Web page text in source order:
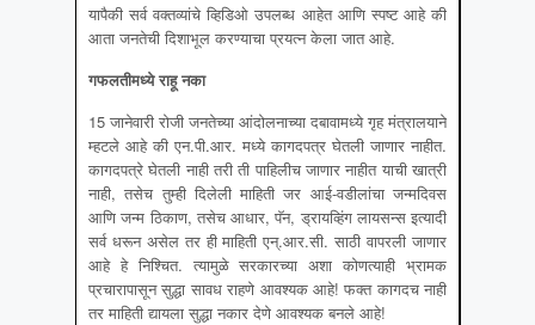
यापैकी सर्व वक्तव्यांचे व्हिडिओ उपलब्ध आहेत आणि स्पष्ट आहे की
आता जनतेची दिशाभूल करण्याचा प्रयत्न केला जात आहे.
गफलतीमध्ये राहू नका
15 जानेवारी रोजी जनतेच्या आंदोलनाच्या दबावामध्ये गृह मंत्रालयाने
म्हटले आहे की एन.पी.आर. मध्ये कागदपत्र घेतली जाणार नाहीत.
कागदपत्रे घेतली नाही तरी ती पाहिलीच जाणार नाहीत याची खात्री
नाही, तसेच तुम्ही दिलेली माहिती जर आई-वडीलांचा जन्मदिवस
आणि जन्म ठिकाण, तसेच आधार, पॅन, ड्रायव्हिंग लायसन्स इत्यादी
सर्व धरून असेल तर ही माहिती एन्.आर.सी. साठी वापरली जाणार
आहे हे निश्चित. त्यामुळे सरकारच्या अशा कोणत्याही भ्रामक
प्रचारापासून सुद्धा सावध राहणे आवश्यक आहे! फक्त कागदच नाही
तर माहिती द्यायला सुद्धा नकार देणे आवश्यक बनले आहे!